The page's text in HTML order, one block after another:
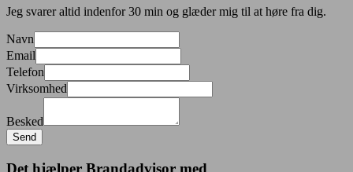
​Jeg svarer altid indenfor 30 min og glæder mig til at høre fra dig.
Navn
Email
Telefon
Virksomhed
Besked
Send
Det hjælper Brandadvisor med